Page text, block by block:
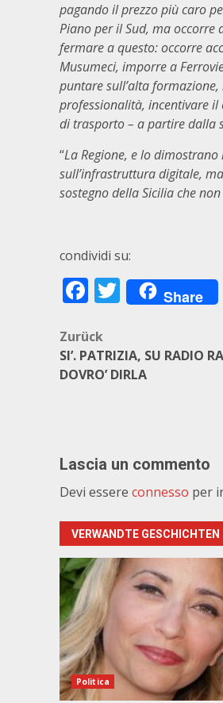
pagando il prezzo più caro
Piano per il Sud, ma occorre
fermare a questo: occorre
Musumeci, imporre a
puntare sull’alta
professionalità, incentivare
di trasporto – a partire dalla
“La Regione, e lo
sull’infrastruttura digitale,
sostegno della Sicilia che
condividi su:
Facebook
Twitter
Share
Zurück
SI’. PATRIZIA, SU RADIO
DOVRO’ DIRLA
Lascia un commento
Devi essere connesso per
VERWANDTE GESCHICHTEN
Politica